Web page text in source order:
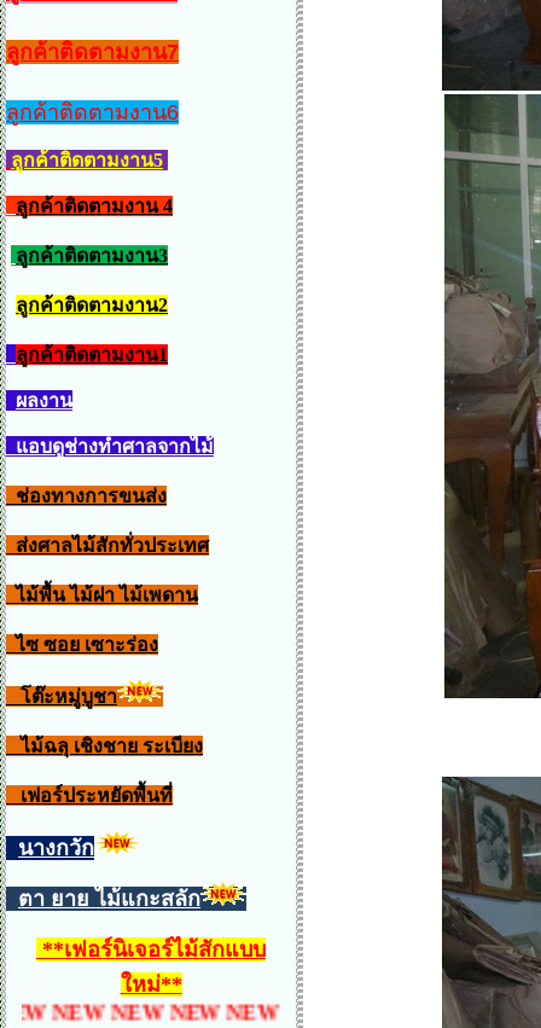
ลูกค้าติดตามงาน7
ลูกค้าติดตามงาน6
ลูกค้าติดตามงาน5
ลูกค้าติดตามงาน 4
ลูกค้าติดตามงาน3
ลูกค้าติดตามงาน2
ลูกค้าติดตามงาน1
ผลงาน
แอบดูช่างทำศาลจากไม้
ช่องทางการขนส่ง
ส่งศาลไม้สักทั่วประเทศ
ไม้พื้น ไม้ฝา ไม้เพดาน
ไซ ซอย เซาะร่อง
โต๊ะหมู่บูชา
ไม้ฉลุ เชิงชาย ระเบียง
เฟอร์ประหยัดพื้นที่
นางกวัก
ตา ยาย ไม้แกะสลัก
**เฟอร์นิเจอร์ไม้สักแบบ
ใหม่**
NEW NEW NEW NEW NEW NEW NEW NEW